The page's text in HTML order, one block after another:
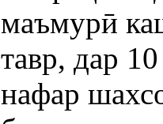
маъмурӣ
тавр, дар
нафар